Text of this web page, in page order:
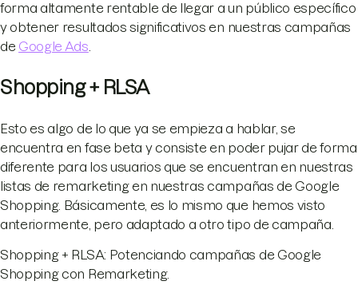
forma altamente rentable de llegar a un público específico
y obtener resultados significativos en nuestras campañas
de Google Ads
Shopping + RLSA
Esto es algo de lo que ya se empieza a hablar, se
encuentra en fase beta y consiste en poder pujar de forma
diferente para los usuarios que se encuentran en nuestras
listas de remarketing en nuestras campañas de Google
Shopping. Básicamente, es lo mismo que hemos visto
anteriormente, pero adaptado a otro tipo de campaña.
Shopping + RLSA: Potenciando campañas de Google
Shopping con Remarketing.